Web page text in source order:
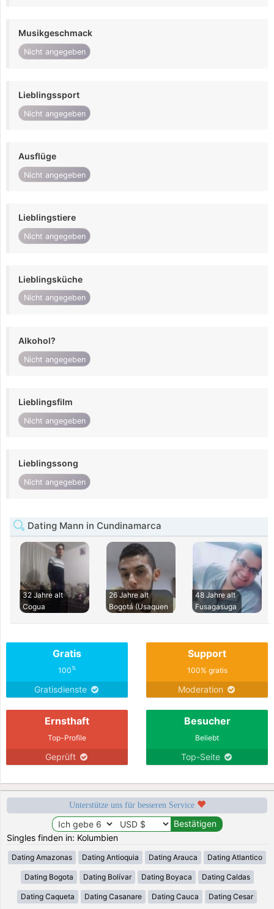
Musikgeschmack
Nicht angegeben
Lieblingssport
Nicht angegeben
Ausflüge
Nicht angegeben
Lieblingstiere
Nicht angegeben
Lieblingsküche
Nicht angegeben
Alkohol?
Nicht angegeben
Lieblingsfilm
Nicht angegeben
Lieblingssong
Nicht angegeben
Dating Mann in Cundinamarca
32 Jahre alt
Cogua
26 Jahre alt
Bogotá (Usaquen
48 Jahre alt
Fusagasuga
Gratis
100%
Gratisdienste
Support
100% gratis
Moderation
Ernsthaft
Top-Profile
Geprüft
Besucher
Beliebt
Top-Seite
Unterstütze uns für besseren Service
Singles finden in: Kolumbien
Dating Amazonas Dating Antioquia Dating Arauca Dating Atlantico
Dating Bogota Dating Bolívar Dating Boyaca Dating Caldas
Dating Caqueta Dating Casanare Dating Cauca Dating Cesar